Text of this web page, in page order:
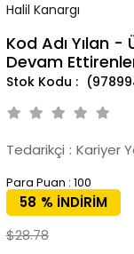
Halil Kanargı
Kod Adı Yılan
Devam
Tedarikçi : Kariyer
Para Puan : 100
%
58
İNDIRIM
$28.78